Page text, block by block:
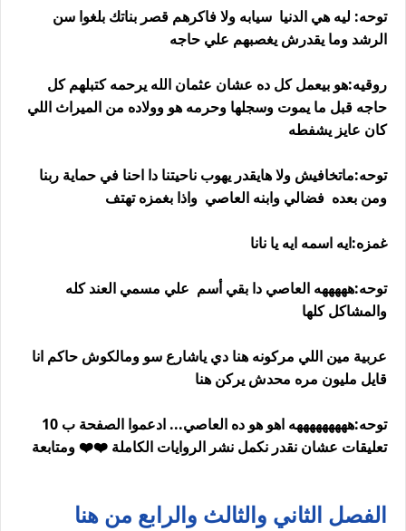
توحه: ليه هي الدنيا سيابه ولا فاكرهم قصر بناتك بلغوا سن
الرشد وما يقدرش يغصبهم علي حاجه
روقيه:هو بيعمل كل ده عشان عثمان الله يرحمه كتبلهم كل
حاجه قبل ما يموت وسجلها وحرمه هو وولاده من الميراث اللي
كان عايز يشفطه
توحه:ماتخافيش ولا هايقدر يهوب ناحيتنا دا احنا في حماية ربنا
ومن بعده فضالي وابنه العاصي واذا بغمزه تهتف
غمزه:ايه اسمه ايه يا نانا
توحه:هههههه العاصي دا بقي أسم علي مسمي العند كله
والمشاكل كلها
عربية مين اللي مركونه هنا دي ياشارع سو ومالكوش حاكم انا
قايل مليون مره محدش يركن هنا
توحه:هههههههههه اهو هو ده العاصي... ادعموا الصفحة ب 10
تعليقات عشان نقدر نكمل نشر الروايات الكاملة ❤️❤️ ومتابعة
الفصل الثاني والثالث والرابع من هنا